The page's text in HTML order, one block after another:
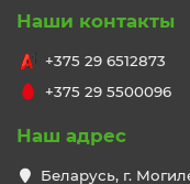
Наши контакты
+375 29 6512873
+375 29 5500096
Наш адрес
Беларусь, г.